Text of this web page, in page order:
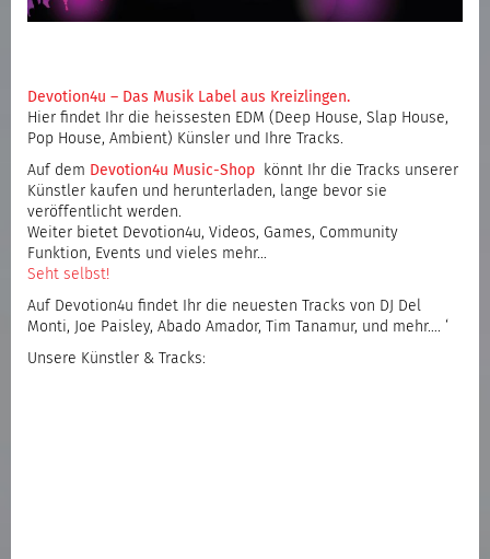
Devotion4u – Das Musik Label aus Kreizlingen.
Hier findet Ihr die heissesten EDM (Deep House, Slap House,
Pop House, Ambient) Künsler und Ihre Tracks.
Auf dem Devotion4u Music-Shop könnt Ihr die Tracks unserer
Künstler kaufen und herunterladen, lange bevor sie
veröffentlicht werden.
Weiter bietet Devotion4u, Videos, Games, Community
Funktion, Events und vieles mehr…
Seht selbst!
Auf Devotion4u findet Ihr die neuesten Tracks von DJ Del
Monti, Joe Paisley, Abado Amador, Tim Tanamur, und mehr…. ‘
Unsere Künstler & Tracks: